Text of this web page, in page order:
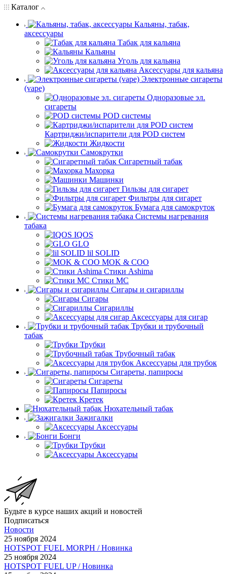
Каталог
Кальяны, табак,
аксессуары
Табак для кальяна
Кальяны
Уголь для кальяна
Аксессуары для кальяна
Электронные сигареты
(vape)
Одноразовые эл.
сигареты
POD системы
Картриджи/испарители для POD систем
Жидкости
Самокрутки
Сигаретный табак
Махорка
Машинки
Гильзы для сигарет
Фильтры для сигарет
Бумага для самокруток
Системы нагревания
табака
IQOS
GLO
lil SOLID
MOK & COO
Стики Ashima
Стики MC
Сигары и сигариллы
Сигары
Сигариллы
Аксессуары для сигар
Трубки и трубочный
табак
Трубки
Трубочный табак
Аксессуары для трубок
Сигареты, папиросы
Сигареты
Папиросы
Кретек
Нюхательный табак
Зажигалки
Аксессуары
Бонги
Трубки
Аксессуары
Будьте в курсе наших акций и новостей
Подписаться
Новости
25 ноября 2024
HOTSPOT FUEL MORPH / Новинка
25 ноября 2024
HOTSPOT FUEL UP / Новинка